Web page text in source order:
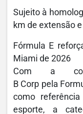
Sujeito à
km de extensão
Fórmula E
Miami de 2026
Com a
B Corp pela
como
esporte, a